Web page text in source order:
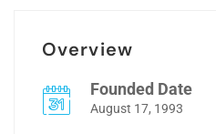
Overview
Founded Date
August 17, 1993